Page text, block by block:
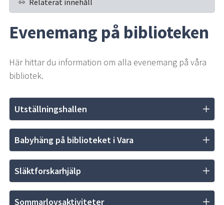
Relaterat innehåll
Evenemang på biblioteken
Här hittar du information om alla evenemang på våra
bibliotek.
Utställningshallen
Babyhäng på biblioteket i Vara
Släktforskarhjälp
Sommarlovsaktiviteter